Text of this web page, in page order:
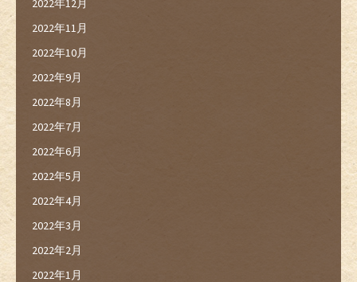
2022年12月
2022年11月
2022年10月
2022年9月
2022年8月
2022年7月
2022年6月
2022年5月
2022年4月
2022年3月
2022年2月
2022年1月